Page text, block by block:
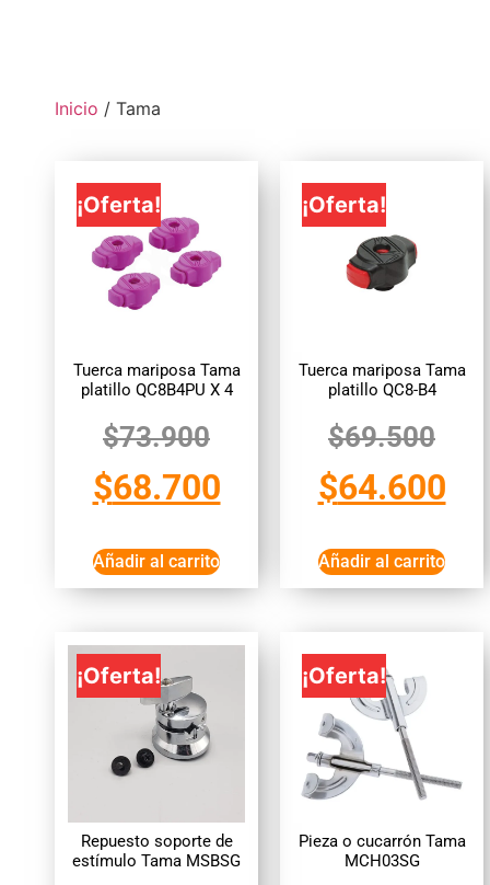
Inicio / Tama
¡Oferta!
Tuerca mariposa Tama
platillo QC8B4PU X 4
$73.900
$68.700
Añadir al carrito
¡Oferta!
Tuerca mariposa Tama
platillo QC8-B4
$69.500
$64.600
Añadir al carrito
¡Oferta!
Repuesto soporte de
estímulo Tama MSBSG
¡Oferta!
Pieza o cucarrón Tama
MCH03SG